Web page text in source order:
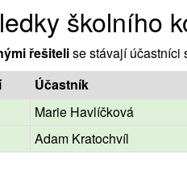
školního
řešitelise stávají účastníci
Účastník
Marie Havlíčková
Adam Kratochvíl